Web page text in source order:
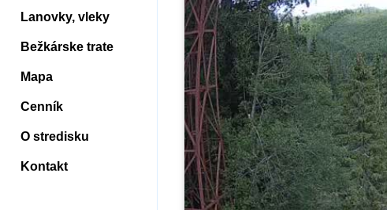
Lanovky, vleky
Bežkárske trate
Mapa
Cenník
O stredisku
Kontakt